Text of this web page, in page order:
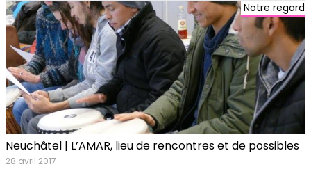
Notre regard
Neuchâtel | L’AMAR, lieu de rencontres et de possibles
28 avril 2017